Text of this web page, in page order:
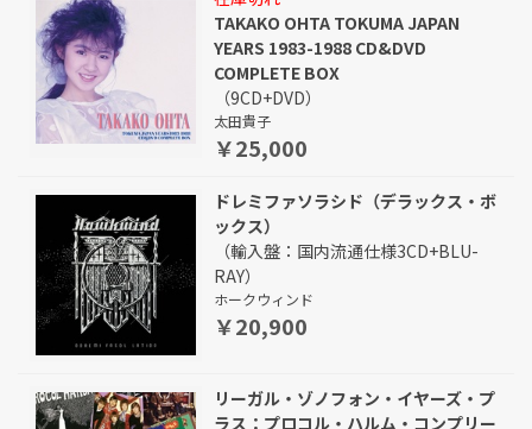
TAKAKO OHTA TOKUMA JAPAN
YEARS 1983-1988 CD&DVD
COMPLETE BOX
（9CD+DVD）
太田貴子
￥25,000
ドレミファソラシド（デラックス・ボ
ックス）
（輸入盤：国内流通仕様3CD+BLU-
RAY）
ホークウィンド
￥20,900
リーガル・ゾノフォン・イヤーズ・プ
ラス：プロコル・ハルム・コンプリー